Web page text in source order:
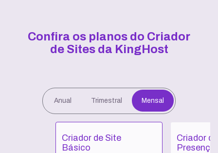
Confira os planos do Criador
de Sites da KingHost
Anual Trimestral Mensal
Criador de Site
Básico
Criador
Presença